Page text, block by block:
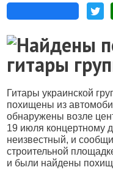
Гитары украинской
похищены из
обнаружены возле
19 июля концертному
неизвестный, и
строительной
и были найдены